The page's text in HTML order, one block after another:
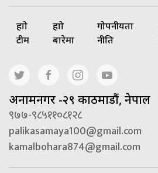
हाम्रो
टीम
हाम्रो
बारेमा
गोपनीयता
नीति
अनामनगर -२९ काठमाडौं, नेपाल
९७७-९८५११०८१२८
palikasamaya100@gmail.com
kamalbohara874@gmail.com